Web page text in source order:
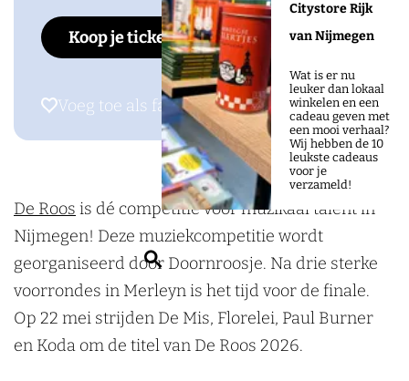
Citystore Rijk
van Nijmegen
Wat is er nu
leuker dan lokaal
winkelen en een
cadeau geven met
een mooi verhaal?
Wij hebben de 10
leukste cadeaus
voor je
verzameld!
Z
o
e
k
e
D
e
R
o
o
s
v
a
n
N
i
j
a
l
D
o
s
v
a
n
N
n
a
e
o
o
s
v
a
n
e
D
R
v
a
n
N
i
j
i
n
R
o
o
s
v
a
e
b
o
o
D
o
o
r
n
r
o
o
n
r
o
s
j
e
P
o
s
t
r
m
D
o
o
r
n
Koop je tickets
Voeg toe als favoriet
Voeg toe als favoriet
De Roos is dé competitie voor muzikaal talent in
Nijmegen! Deze muziekcompetitie wordt
georganiseerd door Doornroosje. Na drie sterke
voorrondes in Merleyn is het tijd voor de finale.
Op 22 mei strijden De Mis, Florelei, Paul Burner
en Koda om de titel van De Roos 2026.